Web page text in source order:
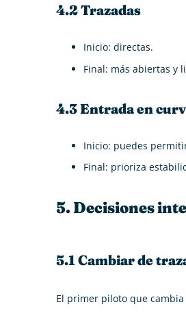
4.2 Trazadas
Inicio: directas.
Final: más abiertas y
4.3 Entrada en
Inicio: puedes
Final: prioriza
5. Decisiones
5.1 Cambiar de
El primer piloto que